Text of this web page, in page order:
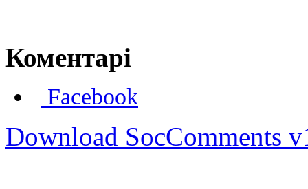
Коментарі
Facebook
Download SocComments